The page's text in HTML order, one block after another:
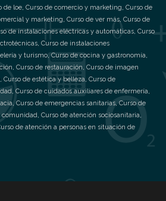
de loe, Curso de comercio y marketing, Curso de
y marketing, Curso de ver más, Curso de
de instalaciones eléctricas y automáticas, Curso
, Curso de instalaciones
y turismo,Curso de cocina y gastronomía,
, Curso de restauración, Curso de imagen
, Curso de estética y belleza, Curso de
, Curso de cuidados auxiliares de enfermería,
,Curso de emergencias sanitarias,Curso de
comunidad, Curso de atención sociosanitaria,
de atención a personas en situación de